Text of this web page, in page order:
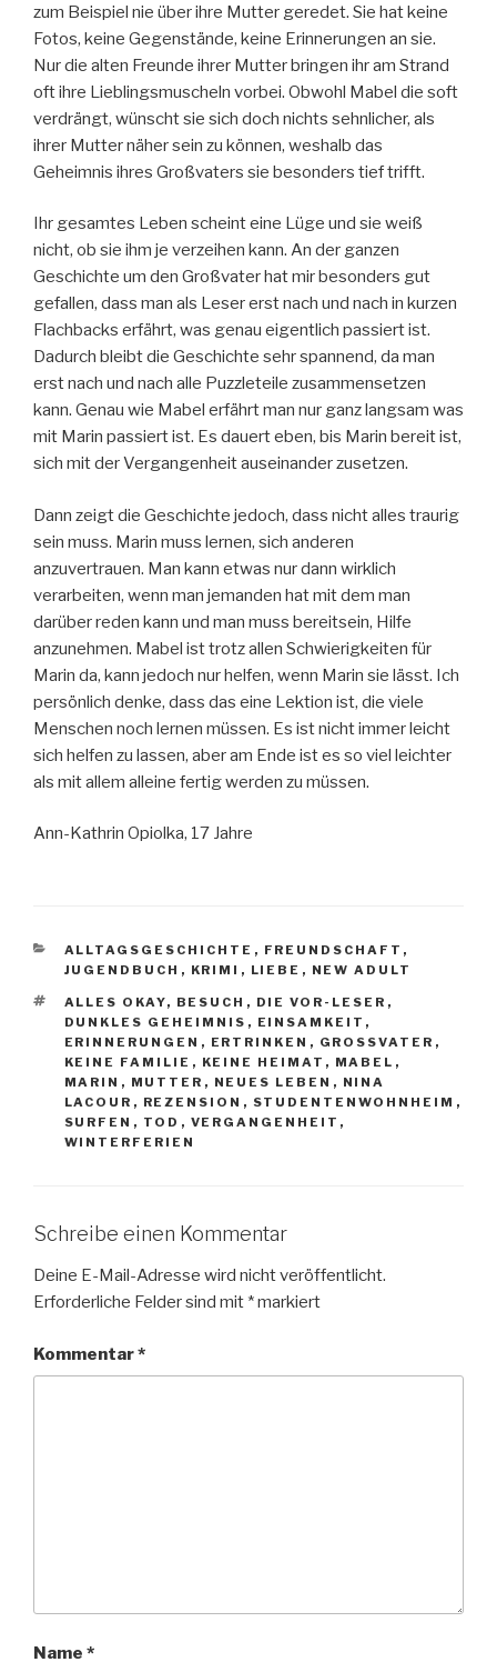
zum Beispiel nie über ihre Mutter geredet. Sie hat keine
Fotos, keine Gegenstände, keine Erinnerungen an sie.
Nur die alten Freunde ihrer Mutter bringen ihr am Strand
oft ihre Lieblingsmuscheln vorbei. Obwohl Mabel die soft
verdrängt, wünscht sie sich doch nichts sehnlicher, als
ihrer Mutter näher sein zu können, weshalb das
Geheimnis ihres Großvaters sie besonders tief trifft.
Ihr gesamtes Leben scheint eine Lüge und sie weiß
nicht, ob sie ihm je verzeihen kann. An der ganzen
Geschichte um den Großvater hat mir besonders gut
gefallen, dass man als Leser erst nach und nach in kurzen
Flachbacks erfährt, was genau eigentlich passiert ist.
Dadurch bleibt die Geschichte sehr spannend, da man
erst nach und nach alle Puzzleteile zusammensetzen
kann. Genau wie Mabel erfährt man nur ganz langsam was
mit Marin passiert ist. Es dauert eben, bis Marin bereit ist,
sich mit der Vergangenheit auseinander zusetzen.
Dann zeigt die Geschichte jedoch, dass nicht alles traurig
sein muss. Marin muss lernen, sich anderen
anzuvertrauen. Man kann etwas nur dann wirklich
verarbeiten, wenn man jemanden hat mit dem man
darüber reden kann und man muss bereitsein, Hilfe
anzunehmen. Mabel ist trotz allen Schwierigkeiten für
Marin da, kann jedoch nur helfen, wenn Marin sie lässt. Ich
persönlich denke, dass das eine Lektion ist, die viele
Menschen noch lernen müssen. Es ist nicht immer leicht
sich helfen zu lassen, aber am Ende ist es so viel leichter
als mit allem alleine fertig werden zu müssen.
Ann-Kathrin Opiolka, 17 Jahre
KATEGORIEN
ALLTAGSGESCHICHTE , FREUNDSCHAFT ,
JUGENDBUCH , KRIMI , LIEBE , NEW ADULT
SCHLAGWÖRTER
ALLES OKAY, BESUCH , DIE VOR-LESER ,
DUNKLES GEHEIMNIS , EINSAMKEIT ,
ERINNERUNGEN , ERTRINKEN , GROSSVATER
,
KEINE FAMILIE , KEINE HEIMAT , MABEL ,
MARIN , MUTTER , NEUES LEBEN , NINA
LACOUR , REZENSION , STUDENTENWOHNHEIM ,
SURFEN , TOD , VERGANGENHEIT ,
WINTERFERIEN
Schreibe einen Kommentar
Deine E-Mail-Adresse wird nicht veröffentlicht.
Erforderliche Felder sind mit *markiert
Kommentar*
Name *